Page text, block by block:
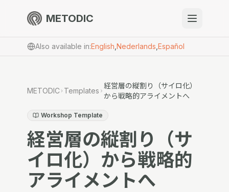
METODIC
When to use
About
Get Started
Also available in:English Nederlands Español
METODIC Templates
経営層の縦割り（サイロ化）
から戦略的アライメントへ
Workshop Template
経営層の縦割り（サ
イロ化）から戦略的
アライメントへ